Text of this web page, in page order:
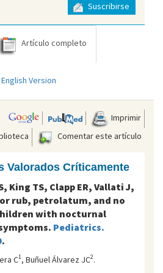
Suscribirse
Artículo completo
English Version
Imprimir
Comentar este artículo
Valorados Críticamente
King TS, Clapp ER, Vallati J,
rub, petrolatum, and no
with nocturnal
Pediatrics.
.
C1, Buñuel Álvarez JC2.